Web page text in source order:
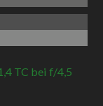
TC bei f/4,5